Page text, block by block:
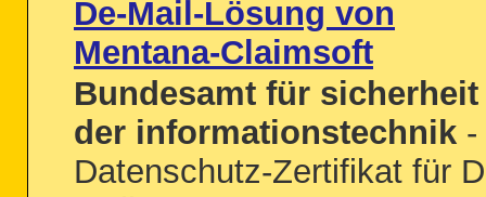
De-Mail-Lösung von
Mentana-Claimsoft
Bundesamt für
der informationstechnik -
Datenschutz-Zertifikat für